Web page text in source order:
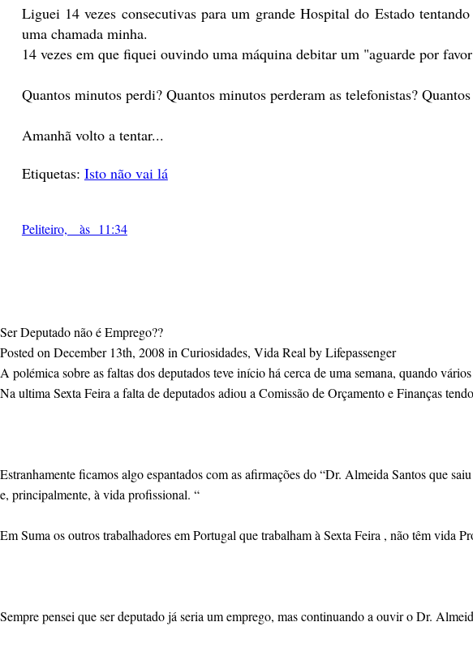
Liguei 14 vezes consecutivas para um grande Hospital do Estado
uma chamada minha.
14 vezes em que fiquei ouvindo uma máquina debitar um "aguarde por
Quantos minutos perdi? Quantos minutos perderam as telefonistas?
Amanhã volto a tentar...
Etiquetas: Isto não vai lá
Peliteiro, às 11:34
Ser Deputado não é Emprego??
Posted on December 13th, 2008 in Curiosidades, Vida Real by Lifepassenger
A polémica sobre as faltas dos deputados teve início há cerca de uma semana, quando
Na ultima Sexta Feira a falta de deputados adiou a Comissão de Orçamento e Finanças
Estranhamente ficamos algo espantados com as afirmações do “Dr. Almeida Santos que
e, principalmente, à vida profissional. “
Em Suma os outros trabalhadores em Portugal que trabalham à Sexta Feira , não têm vida
Sempre pensei que ser deputado já seria um emprego, mas continuando a ouvir o Dr.